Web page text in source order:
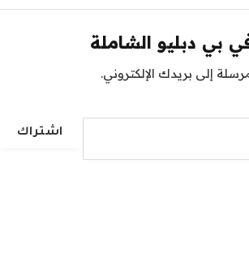
بي دبليو الشاملة
إلى بريدك الإلكتروني.
اشتراك